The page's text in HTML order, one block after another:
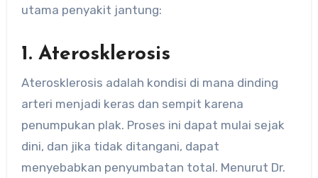
utama penyakit jantung:
1. Aterosklerosis
Aterosklerosis adalah kondisi di mana dinding
arteri menjadi keras dan sempit karena
penumpukan plak. Proses ini dapat mulai sejak
dini, dan jika tidak ditangani, dapat
menyebabkan penyumbatan total. Menurut Dr.